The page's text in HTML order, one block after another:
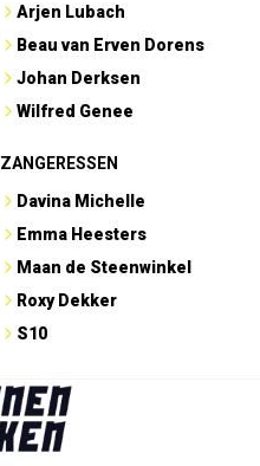
Arjen Lubach
Beau van Erven Dorens
Johan Derksen
Wilfred Genee
ZANGERESSEN
Davina Michelle
Emma Heesters
Maan de Steenwinkel
Roxy Dekker
S10